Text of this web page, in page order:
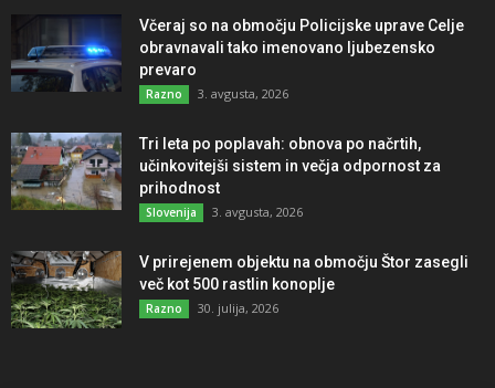
Včeraj so na območju Policijske uprave Celje
obravnavali tako imenovano ljubezensko
prevaro
Razno 3. avgusta, 2026
Tri leta po poplavah: obnova po načrtih,
učinkovitejši sistem in večja odpornost za
prihodnost
Slovenija 3. avgusta, 2026
V prirejenem objektu na območju Štor zasegli
več kot 500 rastlin konoplje
Razno 30. julija, 2026